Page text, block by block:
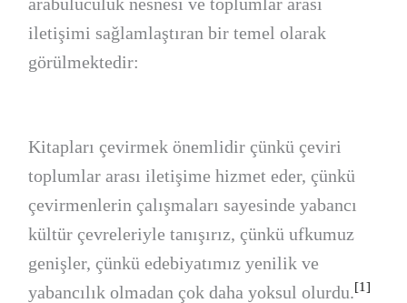
arabuluculuk nesnesi ve toplumlar arası
iletişimi sağlamlaştıran bir temel olarak
görülmektedir:
Kitapları çevirmek önemlidir çünkü çeviri
toplumlar arası iletişime hizmet eder, çünkü
çevirmenlerin çalışmaları sayesinde yabancı
kültür çevreleriyle tanışırız, çünkü ufkumuz
genişler, çünkü edebiyatımız yenilik ve
yabancılık olmadan çok daha yoksul olurdu.[1]